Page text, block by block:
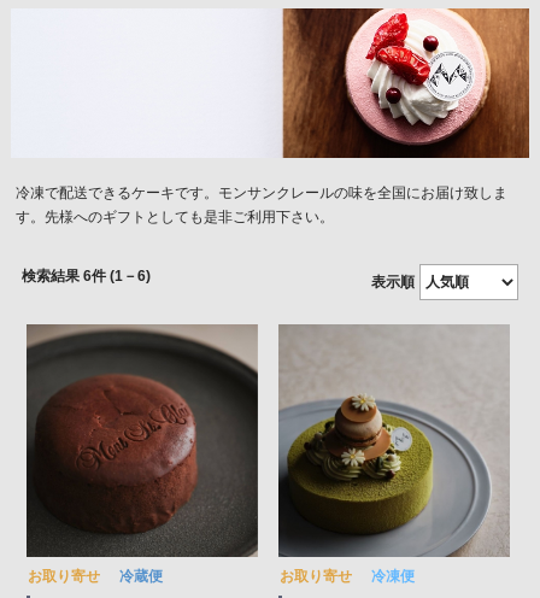
冷凍で配送できるケーキです。モンサンクレールの味を全国にお届け致しま
す。先様へのギフトとしても是非ご利用下さい。
6件 (1－6) 表示順
お取り寄せ 冷蔵便 お取り寄せ 冷凍便